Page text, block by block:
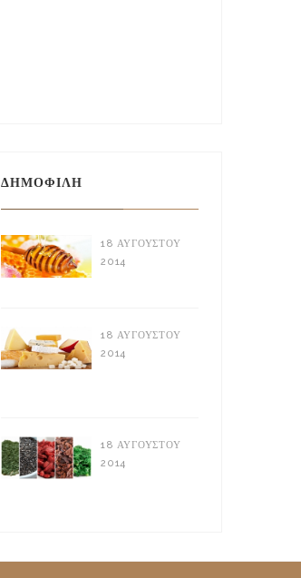
ΔΗΜΟΦΙΛΉ
18 ΑΥΓΟΎΣΤΟΥ
2014
18 ΑΥΓΟΎΣΤΟΥ
2014
18 ΑΥΓΟΎΣΤΟΥ
2014